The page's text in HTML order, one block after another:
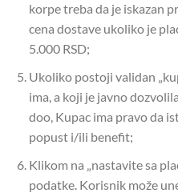
korpe treba da je iskazan
cena dostave ukoliko je
5.000 RSD;
Ukoliko postoji validan
ima, a koji je javno
doo, Kupac ima pravo da
popust i/ili benefit;
Klikom na „nastavite sa
podatke. Korisnik može